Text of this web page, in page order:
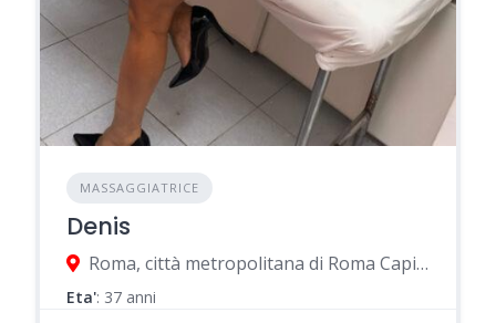
MASSAGGIATRICE
Denis
Roma, città metropolitana di Roma Capitale, Italia
Eta': 37 anni